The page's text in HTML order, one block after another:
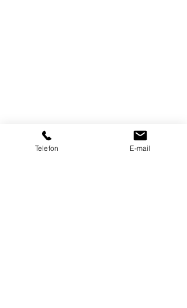
Telefon E-mail